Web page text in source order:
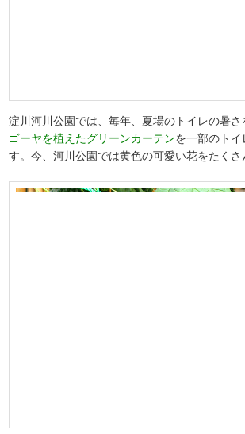
淀川河川公園では、毎年、夏場のトイレの暑さ
ゴーヤを植えたグリーンカーテンを一部のトイ
す。今、河川公園では黄色の可愛い花をたくさ